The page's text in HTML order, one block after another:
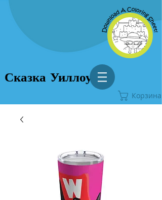
Сказка Уиллоу
Корзина